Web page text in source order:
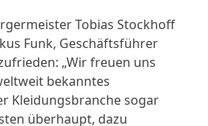
Tobias Stockhoff
Funk, Geschäftsführer
„Wir freuen uns
bekanntes
Kleidungsbranche sogar
überhaupt, dazu